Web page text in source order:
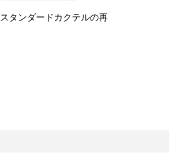
タンダードカクテルの再